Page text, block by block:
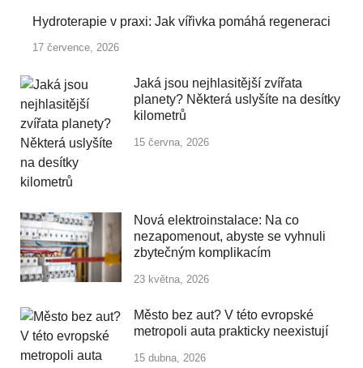
Hydroterapie v praxi: Jak vířivka pomáhá regeneraci
17 července, 2026
Jaká jsou nejhlasitější zvířata
planety? Některá uslyšíte na desítky
kilometrů
15 června, 2026
Nová elektroinstalace: Na co
nezapomenout, abyste se vyhnuli
zbytečným komplikacím
23 května, 2026
Město bez aut? V této evropské
metropoli auta prakticky neexistují
15 dubna, 2026